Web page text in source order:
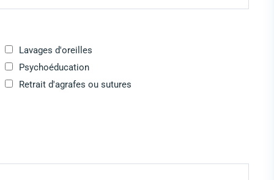
Lavages d'oreilles
Psychoéducation
Retrait d'agrafes ou sutures